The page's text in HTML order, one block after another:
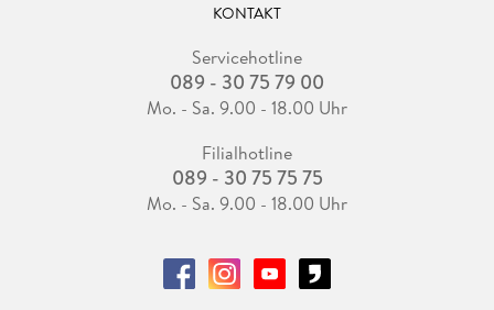
KONTAKT
Servicehotline
089 - 30 75 79 00
Mo. - Sa. 9.00 - 18.00 Uhr
Filialhotline
089 - 30 75 75 75
Mo. - Sa. 9.00 - 18.00 Uhr